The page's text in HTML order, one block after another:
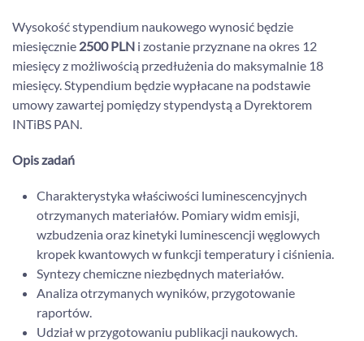
Wysokość stypendium naukowego wynosić będzie
miesięcznie 2500 PLN i zostanie przyznane na okres 12
miesięcy z możliwością przedłużenia do maksymalnie 18
miesięcy. Stypendium będzie wypłacane na podstawie
umowy zawartej pomiędzy stypendystą a Dyrektorem
INTiBS PAN.
Opis zadań
Charakterystyka właściwości luminescencyjnych
otrzymanych materiałów. Pomiary widm emisji,
wzbudzenia oraz kinetyki luminescencji węglowych
kropek kwantowych w funkcji temperatury i ciśnienia.
Syntezy chemiczne niezbędnych materiałów.
Analiza otrzymanych wyników, przygotowanie
raportów.
Udział w przygotowaniu publikacji naukowych.